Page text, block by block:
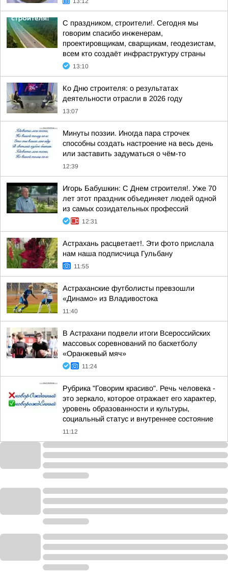
С праздником, строители!. Сегодня мы
говорим спасибо инженерам,
проектировщикам, сварщикам, геодезистам,
всем кто создаёт инфраструктуру страны
13:10
Ко Дню строителя: о результатах
деятельности отрасли в 2026 году
13:07
Минуты поэзии. Иногда пара строчек
способны создать настроение на весь день
или заставить задуматься о чём-то
12:39
Игорь Бабушкин: С Днем строителя!. Уже 70
лет этот праздник объединяет людей одной
из самых созидательных профессий
12:31
Астрахань расцветает!. Эти фото прислала
нам наша подписчица Гульбану
11:55
Астраханские футболисты превзошли
«Динамо» из Владивостока
11:40
В Астрахани подвели итоги Всероссийских
массовых соревнований по баскетболу
«Оранжевый мяч»
11:24
Рубрика "Говорим красиво". Речь человека -
это зеркало, которое отражает его характер,
уровень образованности и культуры,
социальный статус и внутреннее состояние
11:12